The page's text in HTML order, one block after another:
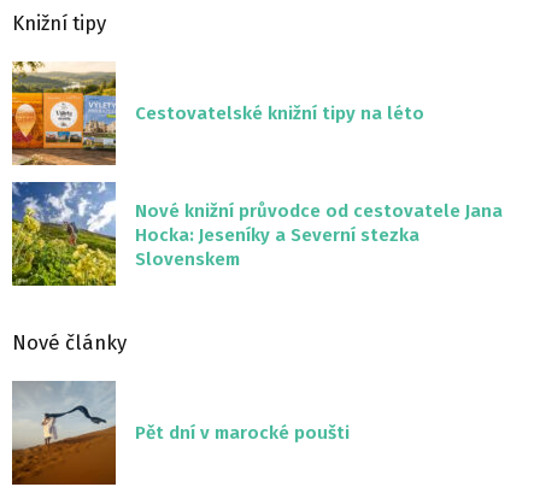
Knižní tipy
Cestovatelské knižní tipy na léto
Nové knižní průvodce od cestovatele Jana
Hocka: Jeseníky a Severní stezka
Slovenskem
Nové články
Pět dní v marocké poušti